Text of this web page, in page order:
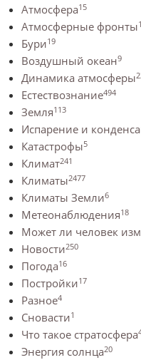
Атмосфера15
Атмосферные фронты
Бури19
Воздушный океан9
Динамика атмосферы
Естествознание494
Земля113
Испарение и
Катастрофы5
Климат241
Климаты2477
Климаты Земли6
Метеонаблюдения18
Может ли человек
Новости250
Погода16
Постройки17
Разное4
Сновасти1
Что такое стратосфера
Энергия солнца20